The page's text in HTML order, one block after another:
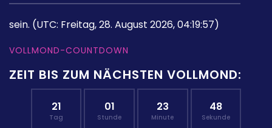
sein. (UTC: Freitag, 28. August 2026, 04:19:57)
VOLLMOND-COUNTDOWN
ZEIT BIS ZUM NÄCHSTEN VOLLMOND:
21
Tag
01
Stunde
23
Minute
48
Sekunde